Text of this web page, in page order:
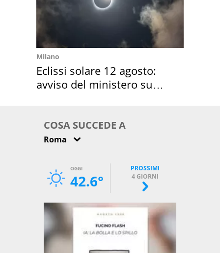
Milano
Eclissi solare 12 agosto:
avviso del ministero su